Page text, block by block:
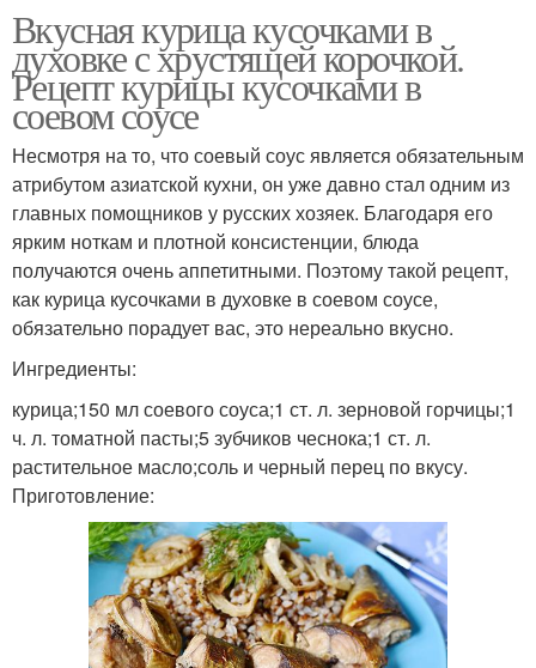
Вкусная курица кусочками в
духовке с хрустящей корочкой.
Рецепт курицы кусочками в
соевом соусе
Несмотря на то, что соевый соус является обязательным
атрибутом азиатской кухни, он уже давно стал одним из
главных помощников у русских хозяек. Благодаря его
ярким ноткам и плотной консистенции, блюда
получаются очень аппетитными. Поэтому такой рецепт,
как курица кусочками в духовке в соевом соусе,
обязательно порадует вас, это нереально вкусно.
Ингредиенты:
курица;150 мл соевого соуса;1 ст. л. зерновой горчицы;1
ч. л. томатной пасты;5 зубчиков чеснока;1 ст. л.
растительное масло;соль и черный перец по вкусу.
Приготовление: